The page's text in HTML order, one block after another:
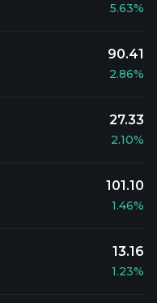
5.63%
90.41
2.86%
27.33
2.10%
101.10
1.46%
13.16
1.23%